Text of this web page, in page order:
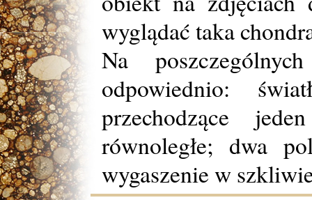
wyglądać taka
Na
odpowiednio:
przechodzące
równoległe; dwa
wygaszenie w